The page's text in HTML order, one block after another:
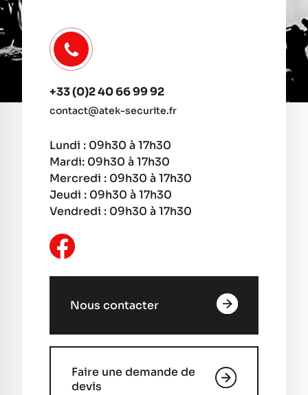
+33 (0)2 40 66 99 92
contact@atek-securite.fr
Lundi : 09h30 à 17h30
Mardi: 09h30 à 17h30
Mercredi : 09h30 à 17h30
Jeudi : 09h30 à 17h30
Vendredi : 09h30 à 17h30
Nous contacter
Faire une demande de
devis